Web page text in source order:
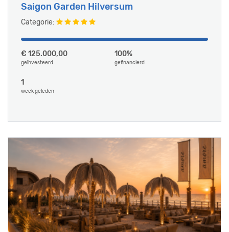
Saigon Garden Hilversum
Categorie:
€ 125.000,00
geïnvesteerd
100%
gefinancierd
1
week geleden